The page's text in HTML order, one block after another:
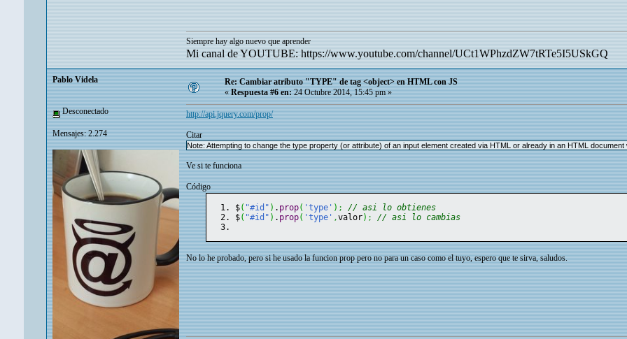
Siempre hay algo nuevo que aprender
Mi canal de YOUTUBE: https://www.youtube.com/channel/UCt1WPhzdZW7tRTe5I5USkGQ
Pablo Videla
Desconectado
Mensajes: 2.274
Re: Cambiar atributo "TYPE" de tag <object> en HTML con JS
«Respuesta #6 en:24 Octubre 2014, 15:45 pm »
http://api.jquery.com/prop/
Citar
Note: Attempting to change the type property (or attribute) of an input element created via HTML or already in an HTML
Ve si te funciona
Código
$( "#id" ) . prop( 'type' ) ;
// asi lo obtienes
$( "#id" ) . prop( 'type' ,valor) ; // asi lo cambias
No lo he probado, pero si he usado la funcion prop pero no para un caso como el tuyo, espero que te sirva, saludos.